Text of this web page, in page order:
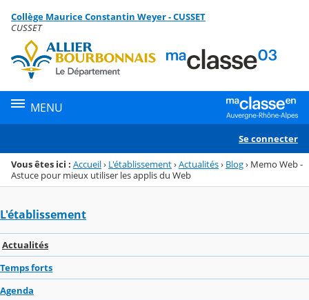
Menu de la rubrique
Contenu
Collège Maurice Constantin Weyer - CUSSET
CUSSET
MENU
Se connecter
Vous êtes ici : Accueil› L'établissement›Actualités› Blog› Memo Web -
Astuce pour mieux utiliser les applis du Web
L'établissement
Actualités
Temps forts
Agenda